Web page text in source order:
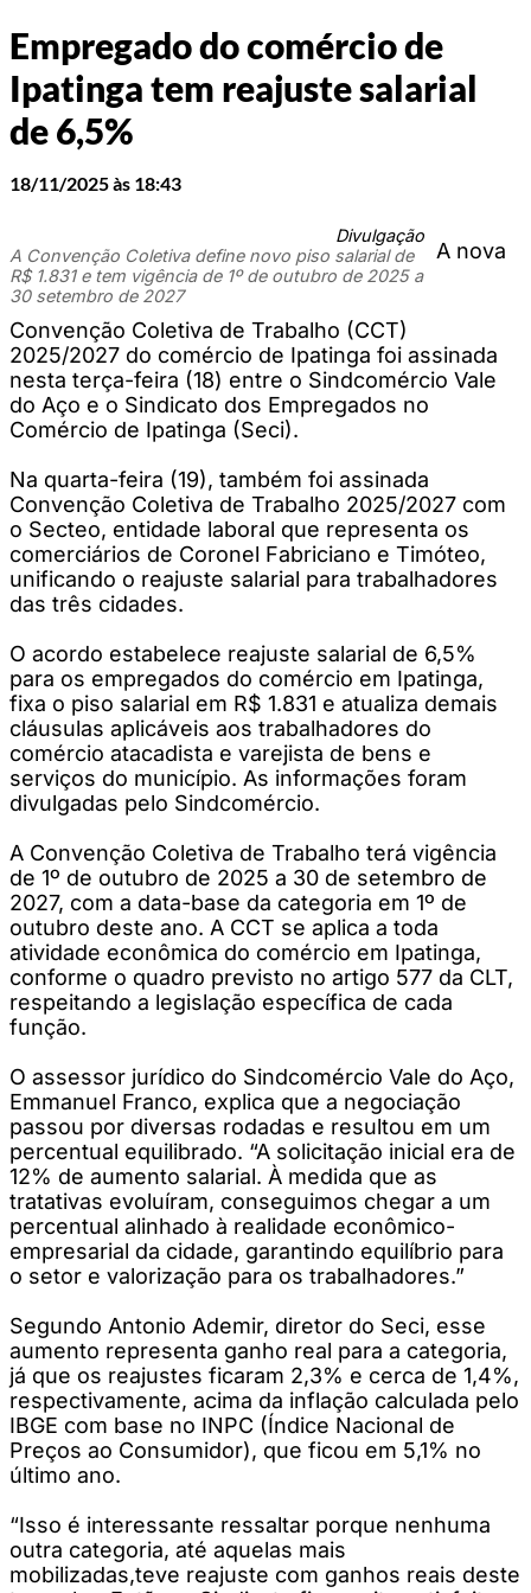
Empregado do comércio de
Ipatinga tem reajuste salarial
de 6,5%
18/11/2025 às 18:43
Divulgação
A Convenção Coletiva define novo piso salarial de
R$ 1.831 e tem vigência de 1º de outubro de 2025 a
30 setembro de 2027
A nova
Convenção Coletiva de Trabalho (CCT)
2025/2027 do comércio de Ipatinga foi assinada
nesta terça-feira (18) entre o Sindcomércio Vale
do Aço e o Sindicato dos Empregados no
Comércio de Ipatinga (Seci).
Na quarta-feira (19), também foi assinada
Convenção Coletiva de Trabalho 2025/2027 com
o Secteo, entidade laboral que representa os
comerciários de Coronel Fabriciano e Timóteo,
unificando o reajuste salarial para trabalhadores
das três cidades.
O acordo estabelece reajuste salarial de 6,5%
para os empregados do comércio em Ipatinga,
fixa o piso salarial em R$ 1.831 e atualiza demais
cláusulas aplicáveis aos trabalhadores do
comércio atacadista e varejista de bens e
serviços do município. As informações foram
divulgadas pelo Sindcomércio.
A Convenção Coletiva de Trabalho terá vigência
de 1º de outubro de 2025 a 30 de setembro de
2027, com a data-base da categoria em 1º de
outubro deste ano. A CCT se aplica a toda
atividade econômica do comércio em Ipatinga,
conforme o quadro previsto no artigo 577 da CLT,
respeitando a legislação específica de cada
função.
O assessor jurídico do Sindcomércio Vale do Aço,
Emmanuel Franco, explica que a negociação
passou por diversas rodadas e resultou em um
percentual equilibrado. “A solicitação inicial era de
12% de aumento salarial. À medida que as
tratativas evoluíram, conseguimos chegar a um
percentual alinhado à realidade econômico-
empresarial da cidade, garantindo equilíbrio para
o setor e valorização para os trabalhadores.”
Segundo Antonio Ademir, diretor do Seci, esse
aumento representa ganho real para a categoria,
já que os reajustes ficaram 2,3% e cerca de 1,4%,
respectivamente, acima da inflação calculada pelo
IBGE com base no INPC (Índice Nacional de
Preços ao Consumidor), que ficou em 5,1% no
último ano.
“Isso é interessante ressaltar porque nenhuma
outra categoria, até aquelas mais
mobilizadas,teve reajuste com ganhos reais deste